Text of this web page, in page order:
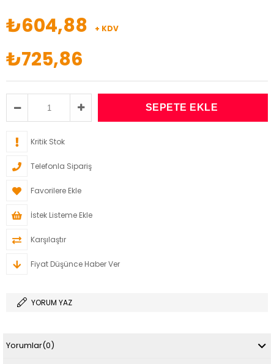
₺604,88 + KDV
₺725,86
Kritik Stok
Telefonla Sipariş
Favorilere Ekle
İstek Listeme Ekle
Karşılaştır
Fiyat Düşünce Haber Ver
YORUM YAZ
Yorumlar(0)